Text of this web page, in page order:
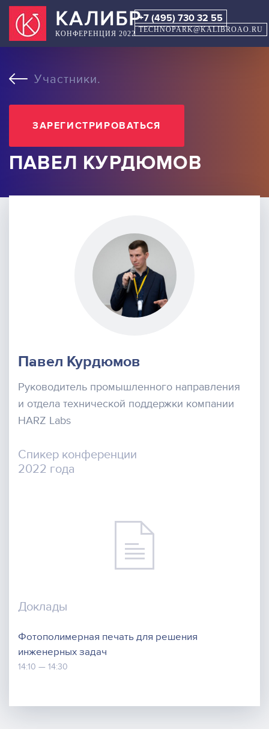
КАЛИБР
КОНФЕРЕНЦИЯ 2022
+7 (495) 730 32 55
TECHNOPARK@KALIBROAO.RU
Участники.
ЗАРЕГИСТРИРОВАТЬСЯ
ПАВЕЛ КУРДЮМОВ
Павел Курдюмов
Руководитель промышленного направления
и отдела технической поддержки компании
HARZ Labs
Спикер конференции
2022 года
Доклады
Фотополимерная печать для решения
инженерных задач
14:10 — 14:30